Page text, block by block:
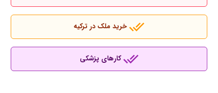
خرید ملک در ترکیه
کارهای پزشکی